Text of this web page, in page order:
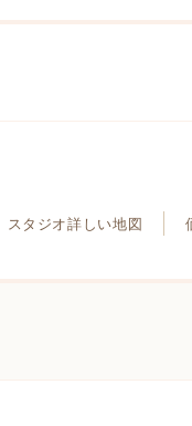
スタジオ詳しい地図